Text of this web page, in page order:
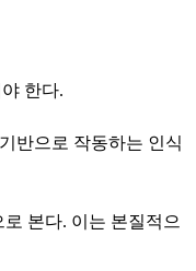
한다.
반으로 작동하는 인식
본다. 이는 본질적으